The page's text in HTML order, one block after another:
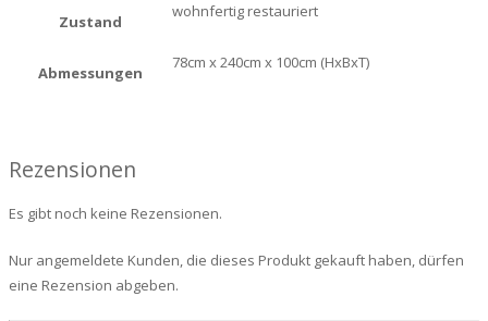
Zustand
wohnfertig restauriert
Abmessungen
78cm x 240cm x 100cm (HxBxT)
Rezensionen
Es gibt noch keine Rezensionen.
Nur angemeldete Kunden, die dieses Produkt gekauft haben, dürfen
eine Rezension abgeben.